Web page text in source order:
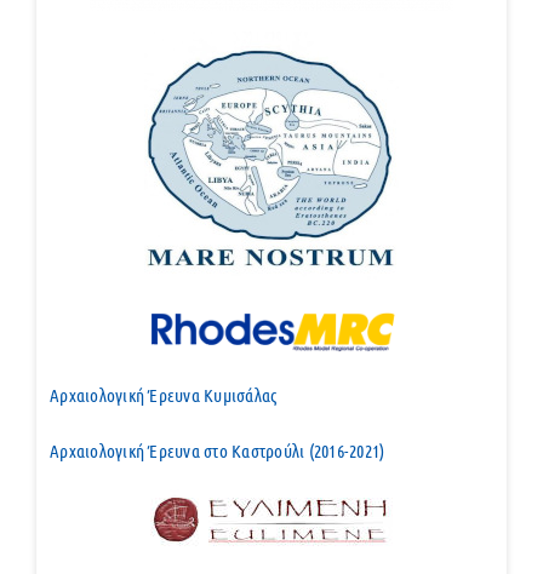
Αρχαιολογική Έρευνα Κυμισάλας
Αρχαιολογική Έρευνα στο Καστρούλι (2016-2021)